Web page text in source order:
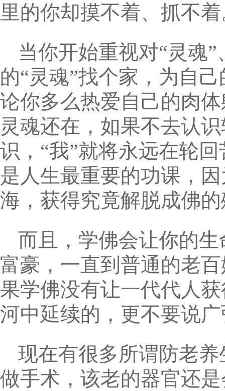
里的你却摸不着、抓不
当你开始重视对“灵魂
的“灵魂”找个家，为自
论你多么热爱自己的肉
灵魂还在，如果不去认
识，“我”就将永远在轮
是人生最重要的功课，
海，获得究竟解脱成佛
而且，学佛会让你的
富豪，一直到普通的老
果学佛没有让一代代人
河中延续的，更不要说
现在有很多所谓防老
做手术，该老的器官还